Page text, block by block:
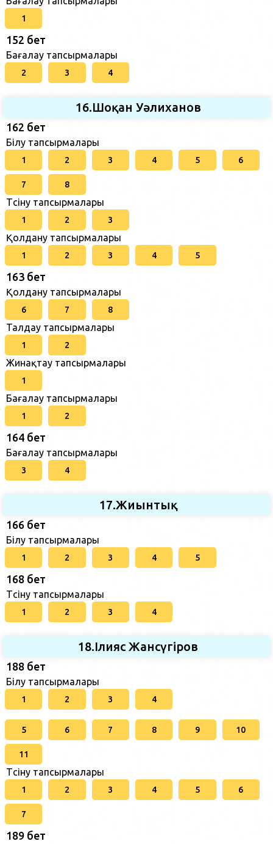
1
152 бет
Бағалау тапсырмалары
2 3 4
16.Шоқан Уәлиханов
162 бет
Білу тапсырмалары
1 2 3 4 5 6
7 8
Түсіну тапсырмалары
1 2 3
Қолдану тапсырмалары
1 2 3 4 5
163 бет
Қолдану тапсырмалары
6 7 8
Талдау тапсырмалары
1 2
Жинақтау тапсырмалары
1
Бағалау тапсырмалары
1 2
164 бет
Бағалау тапсырмалары
3 4
17.Жиынтық
166 бет
Білу тапсырмалары
1 2 3 4 5
168 бет
Түсіну тапсырмалары
1 2 3 4
18.Ілияс Жансүгіров
188 бет
Білу тапсырмалары
1 2 3 4
5 6 7 8 9 10
11
Түсіну тапсырмалары
1 2 3 4 5 6
7
189 бет